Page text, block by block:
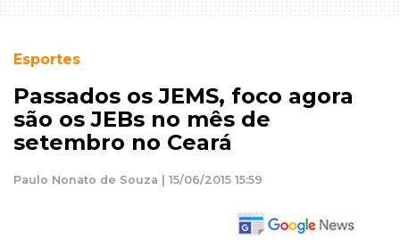
Esportes
Passados os JEMS, foco agora
são os JEBs no mês de
setembro no Ceará
Paulo Nonato de Souza | 15/06/2015 15:59